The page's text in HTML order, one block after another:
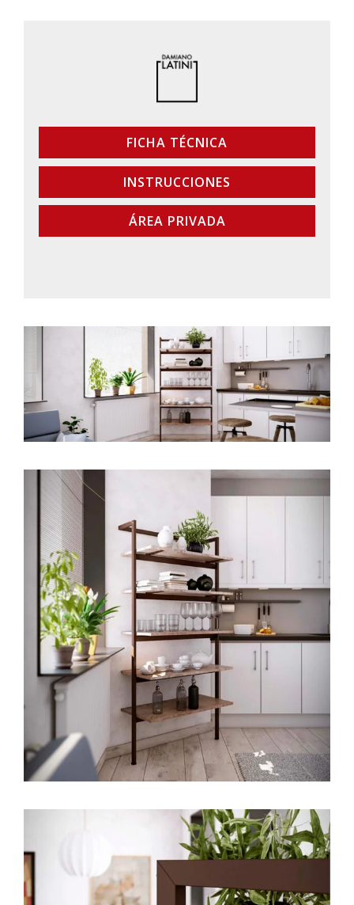
FICHA TÉCNICA
INSTRUCCIONES
ÁREA PRIVADA